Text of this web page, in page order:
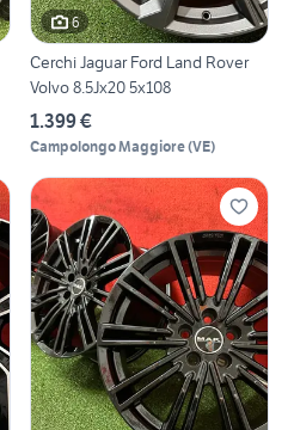
6
Cerchi Jaguar Ford Land Rover
Volvo 8.5Jx20 5x108
1.399 €
Campolongo Maggiore(VE)